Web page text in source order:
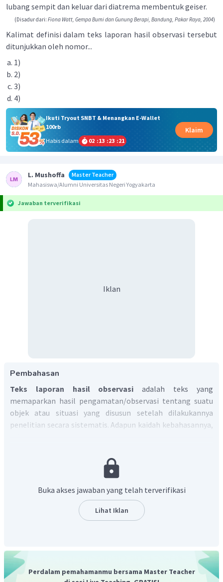
lubang sempit dan keluar dari diatrema membentuk geiser.
(Disadur dari: Fiona Watt, Gempa Bumi dan Gunung Berapi, Bandung, Pakar Raya, 2004)
Kalimat definisi dalam teks laporan hasil observasi tersebut
ditunjukkan oleh nomor...
1)
2)
3)
4)
Ikuti Tryout SNBT & Menangkan E-Wallet
100rb
Habis dalam
02 :13 :23 :21
Klaim
L. Mushoffa
Master Teacher
Mahasiswa/Alumni Universitas Negeri Yogyakarta
Jawaban terverifikasi
Iklan
Pembahasan
Teks laporan hasil observasiadalah teks yang
memaparkan hasil pengamatan/observasi tentang suatu
objek atau situasi yang disusun setelah dilakukannya
penelitian secara sistematis. Adapun kaidah kebahasannya,
Menggunakan kalimat definisi, yaitu kalimat yang
menyatakan pengertian dari objek yang dilaporkan.
dan sebagainya.
Menggunakan kata hubung (konjungsi) antarkata,
seperti dan, untuk, yang, atau, dan sebagainya.
angka, misalnya beratnya 100 kg, dan sebagainya.
Kalimat definisi dalam teks laporan hasil observasi
Buka akses jawaban yang telah terverifikasi
Lihat Iklan
Perdalam pemahamanmu bersama Master Teacher